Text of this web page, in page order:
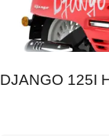
DJANGO 125I